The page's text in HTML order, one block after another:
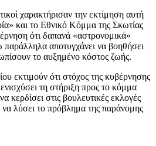
χαρακτήρισαν την εκτίμηση αυτή
και το Εθνικό Κόμμα της Σκωτίας
ότι δαπανά «αστρονομικά»
παράλληλα αποτυγχάνει να βοηθήσει
το αυξημένο κόστος ζωής.
εκτιμούν ότι στόχος της κυβέρνησης
τη στήριξη προς το κόμμα
κερδίσει στις βουλευτικές εκλογές
να λύσει το πρόβλημα της παράνομης